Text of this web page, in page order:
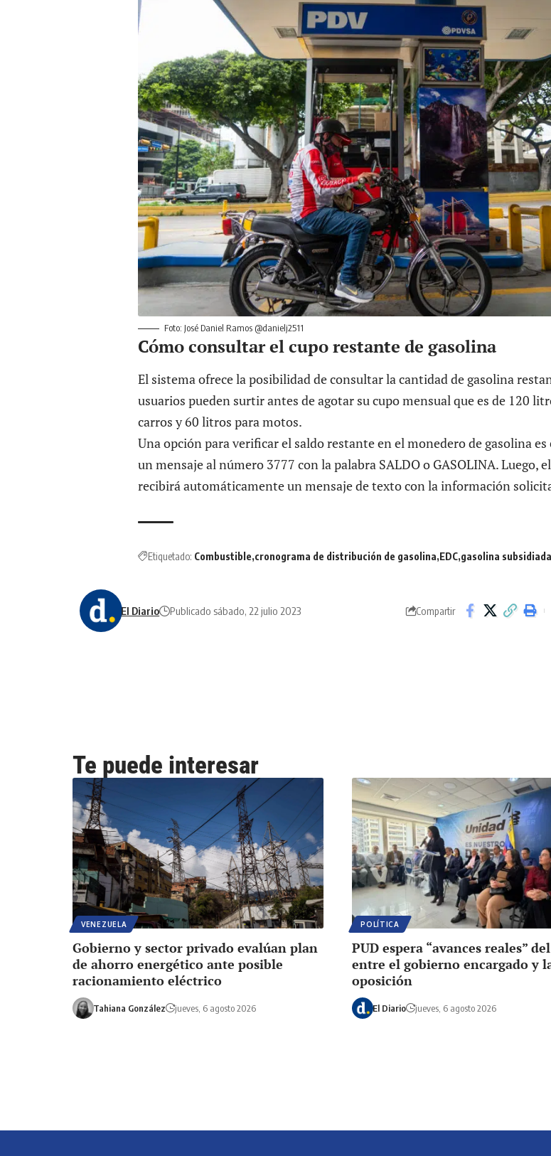
Foto: José Daniel Ramos @danielj2511
Cómo consultar el cupo restante de gasolina
El sistema ofrece la posibilidad de consultar la cantidad de gasolina
usuarios pueden surtir antes de agotar su cupo mensual que es de 120
carros y 60 litros para motos.
Una opción para verificar el saldo restante en el monedero de gasolina
un mensaje al número 3777 con la palabra SALDO o GASOLINA. Luego,
recibirá automáticamente un mensaje de texto con la información
Etiquetado: Combustible cronograma de distribución de gasolina EDC gasolina subsidiada
El Diario Publicado sábado, 22 julio 2023 Compartir
Te puede interesar
VENEZUELA
Gobierno y sector privado evalúan plan
de ahorro energético ante posible
racionamiento eléctrico
Tahiana González jueves, 6 agosto 2026
POLÍTICA
PUD espera “avances reales”
entre el gobierno encargado y
oposición
El Diario jueves, 6 agosto 2026